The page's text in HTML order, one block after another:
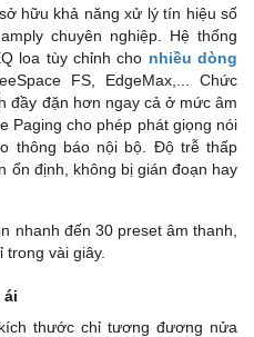
hữu khả năng xử lý tín hiệu số
chuyên nghiệp. Hệ thống
loa tùy chỉnh cho nhiều dòng
FS, EdgeMax,... Chức
đầy đặn hơn ngay cả ở mức âm
Paging cho phép phát giọng nói
thông báo nội bộ. Độ trễ thấp
ổn định, không bị gián đoạn hay
nhanh đến 30 preset âm thanh,
vài giây.
ái
thước chỉ tương đương nửa